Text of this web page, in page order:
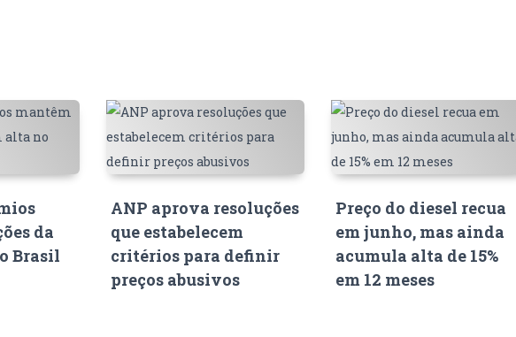
da
Brasil
ANP aprova resoluções
que estabelecem
critérios para definir
preços abusivos
Preço do diesel recua
em junho, mas ainda
acumula alta de 15%
em 12 meses